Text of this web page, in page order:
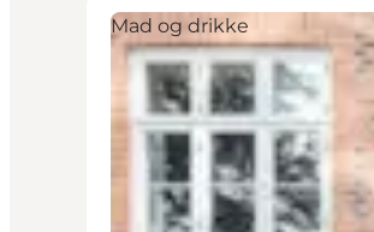
Mad og drikke